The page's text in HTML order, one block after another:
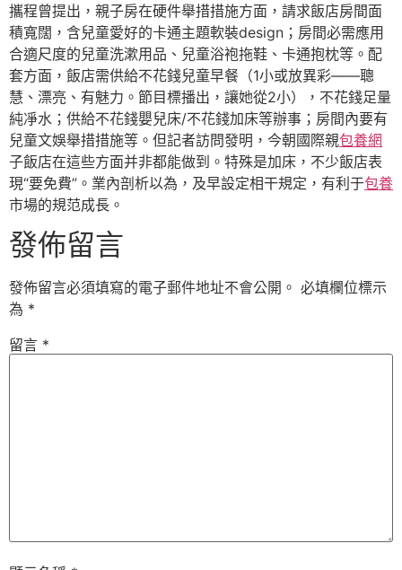
攜程曾提出，親子房在硬件舉措措施方面，請求飯店房間面
積寬闊，含兒童愛好的卡通主題軟裝design；房間必需應用
合適尺度的兒童洗漱用品、兒童浴袍拖鞋、卡通抱枕等。配
套方面，飯店需供給不花錢兒童早餐（1小或放異彩——聰
慧、漂亮、有魅力。節目標播出，讓她從2小），不花錢足量
純凈水；供給不花錢嬰兒床/不花錢加床等辦事；房間內要有
兒童文娛舉措措施等。但記者訪問發明，今朝國際親包養網
子飯店在這些方面并非都能做到。特殊是加床，不少飯店表
現“要免費”。業內剖析以為，及早設定相干規定，有利于包養
市場的規范成長。
發佈留言
發佈留言必須填寫的電子郵件地址不會公開。 必填欄位標示
為 *
留言 *